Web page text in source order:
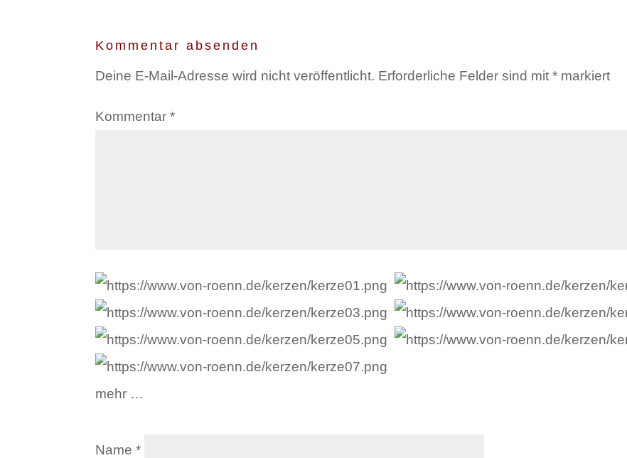
Kommentar absenden
Deine E-Mail-Adresse wird nicht veröffentlicht. Erforderliche Felder sind mit* markiert
Kommentar*
mehr …
Name*